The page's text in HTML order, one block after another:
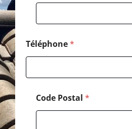
Téléphone*
Code Postal *